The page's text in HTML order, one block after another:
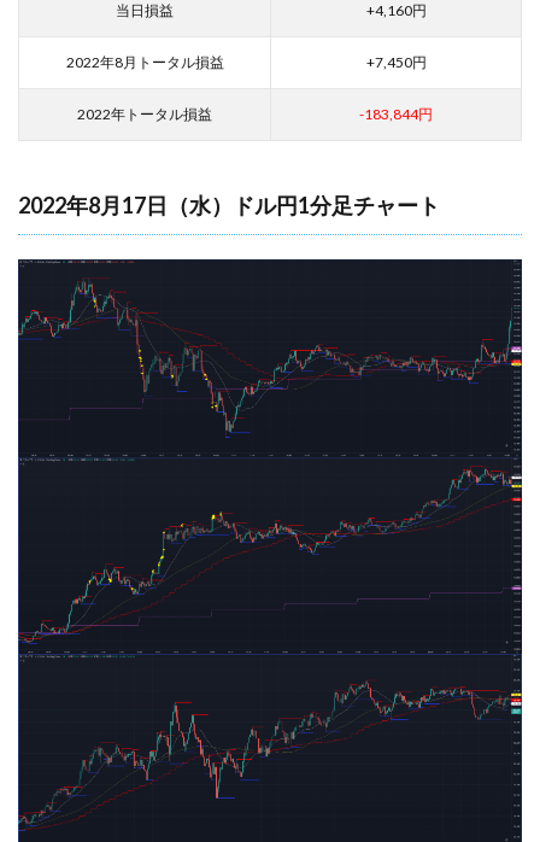
当日損益 +4,160円
2022年8月トータル損益 +7,450円
2022年トータル損益 -183,844円
2022年8月17日（水）ドル円1分足チャート